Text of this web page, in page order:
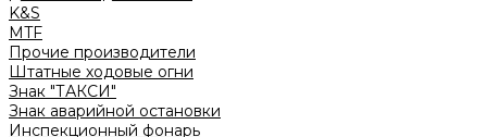
K&S
MTF
Прочие производители
Штатные ходовые огни
Знак "ТАКСИ"
Знак аварийной остановки
Инспекционный фонарь